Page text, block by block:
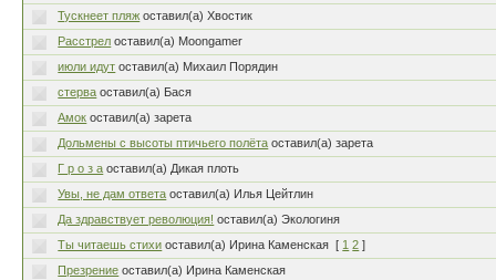
Тускнеет пляж оставил(а) Хвостик
Расстрел оставил(а) Moongamer
июли идут оставил(а) Михаил Порядин
стерва оставил(а) Бася
Амок оставил(а) зарета
Дольмены с высоты птичьего полёта оставил(а) зарета
Г р о з а оставил(а) Дикая плоть
Увы, не дам ответа оставил(а) Илья Цейтлин
Да здравствует революция! оставил(а) Экологиня
Ты читаешь стихи оставил(а) Ирина Каменская [ 1 2 ]
Презрение оставил(а) Ирина Каменская